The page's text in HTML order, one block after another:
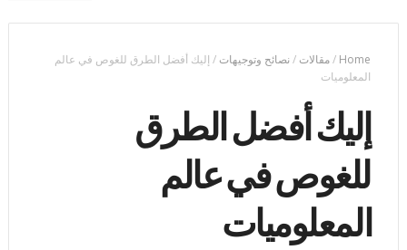
Home
/مقالات /نصائح وتوجيهات / إليك أفضل الطرق للغوص في عالم
المعلوميات
إليك أفضل الطرق
للغوص في عالم
المعلوميات